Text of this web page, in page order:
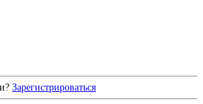
Зарегистрироваться